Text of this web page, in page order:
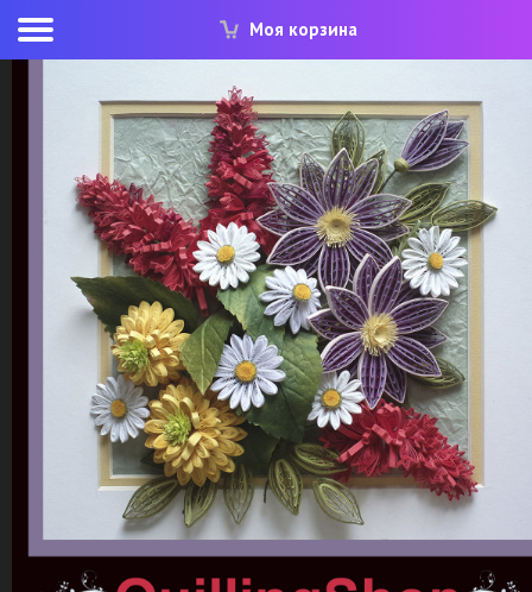
Моя корзина